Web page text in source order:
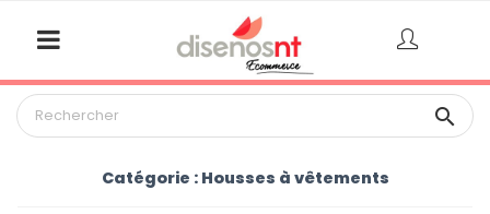

Catégorie : Housses à vêtements